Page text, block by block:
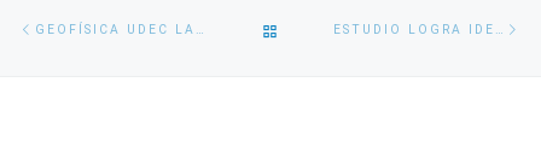
Navegación
de
VOLVER